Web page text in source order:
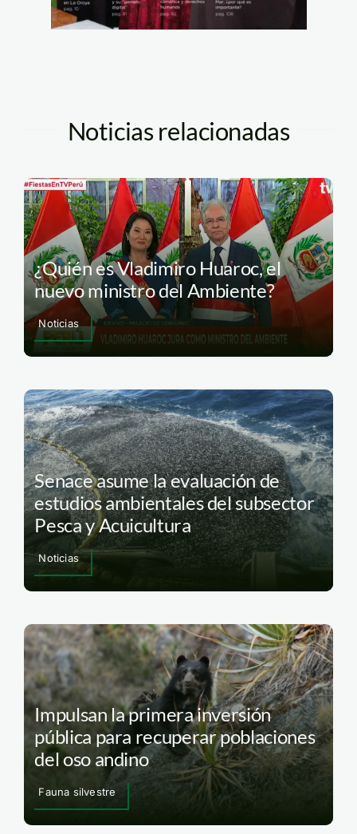
Noticias relacionadas
¿Quién es Vladimiro Huaroc, el
nuevo ministro del Ambiente?
Noticias
Senace asume la evaluación de
estudios ambientales del subsector
Pesca y Acuicultura
Noticias
Impulsan la primera inversión
pública para recuperar poblaciones
del oso andino
Fauna silvestre